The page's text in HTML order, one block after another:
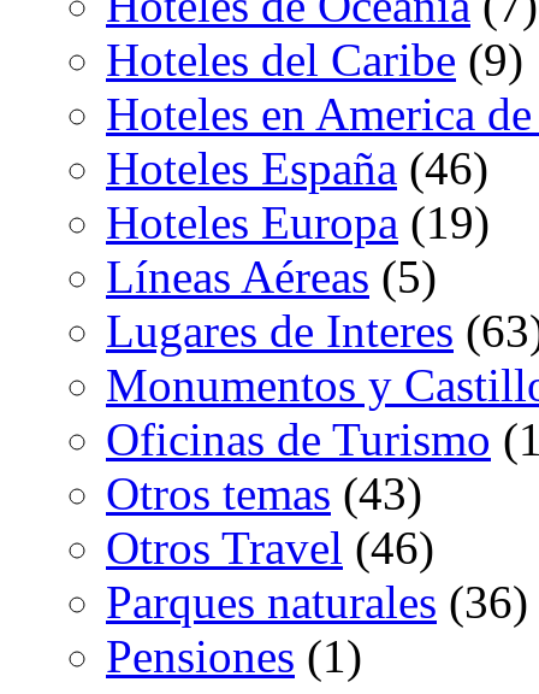
Hoteles del Caribe (9)
Hoteles en America
Hoteles España (46)
Hoteles Europa (19)
Líneas Aéreas (5)
Lugares de Interes
Monumentos y
Oficinas de Turismo
Otros temas (43)
Otros Travel (46)
Parques naturales (36)
Pensiones (1)